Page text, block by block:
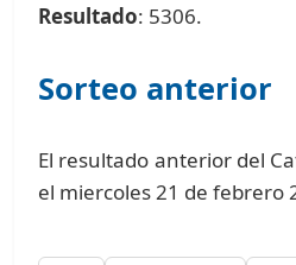
Resultado: 5306.
Sorteo anterior
El resultado anterior del
el miercoles 21 de febrero